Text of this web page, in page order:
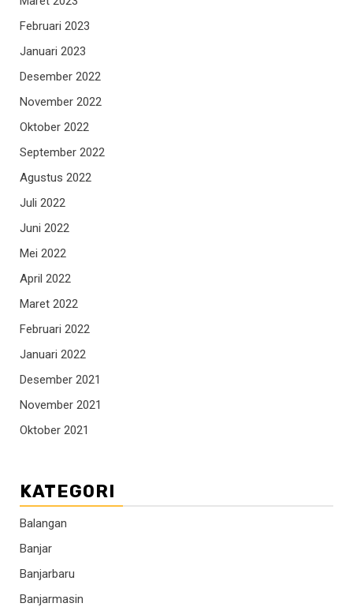
Februari 2023
Januari 2023
Desember 2022
November 2022
Oktober 2022
September 2022
Agustus 2022
Juli 2022
Juni 2022
Mei 2022
April 2022
Maret 2022
Februari 2022
Januari 2022
Desember 2021
November 2021
Oktober 2021
KATEGORI
Balangan
Banjar
Banjarbaru
Banjarmasin